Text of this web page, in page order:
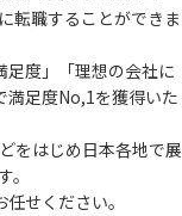
転職することができま
度」「理想の会社に
満足度No,1を獲得いた
をはじめ日本各地で展
せください。